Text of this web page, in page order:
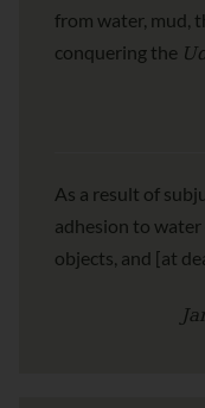
from water, mud,
conquering the
As a result of
adhesion to
objects, and [at